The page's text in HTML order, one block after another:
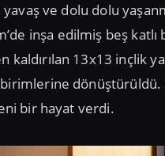
ve dolu dolu
inşa edilmiş beş katlı
13x13 inçlik
bir hayat verdi.